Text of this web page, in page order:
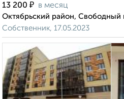
13 200 ₽ в месяц
Октябрьский район, Свободный
Собственник, 17.05.2023